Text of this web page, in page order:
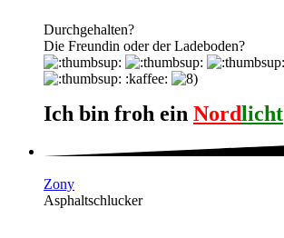
Durchgehalten?
Die Freundin oder der Ladeboden?
:kaffee:
Ich bin froh ein Nordlicht
Zony
Asphaltschlucker